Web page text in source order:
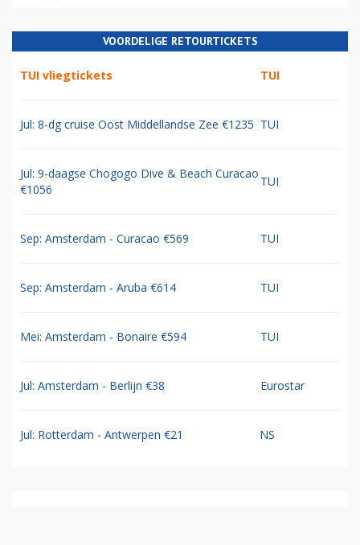
VOORDELIGE RETOURTICKETS
TUI vliegtickets TUI
Jul: 8-dg cruise Oost Middellandse Zee €1235 TUI
Jul: 9-daagse Chogogo Dive & Beach Curacao
€1056
TUI
Sep: Amsterdam - Curacao €569 TUI
Sep: Amsterdam - Aruba €614 TUI
Mei: Amsterdam - Bonaire €594 TUI
Jul: Amsterdam - Berlijn €38 Eurostar
Jul: Rotterdam - Antwerpen €21 NS